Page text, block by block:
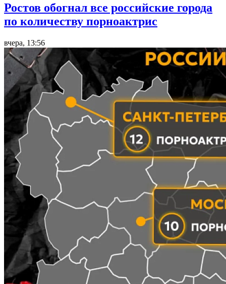
Ростов обогнал все российские города
по количеству порноактрис
вчера, 13:56